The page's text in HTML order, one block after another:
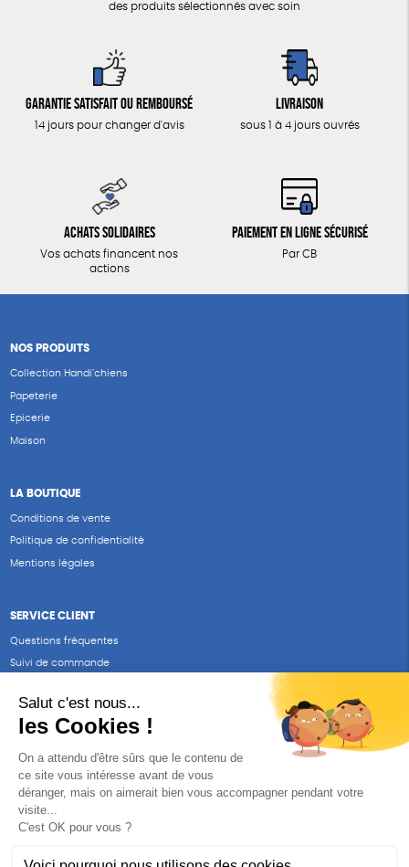
des produits sélectionnés avec soin
Garantie satisfait ou remboursé
14 jours pour changer d'avis
Livraison
sous 1 à 4 jours ouvrés
Achats solidaires
Vos achats financent nos
actions
Paiement en ligne sécurisé
Par CB
NOS PRODUITS
Collection Handi’chiens
Papeterie
Epicerie
Maison
LA BOUTIQUE
Conditions de vente
Politique de confidentialité
Mentions légales
SERVICE CLIENT
Questions fréquentes
Suivi de commande
Renvoyer des articles
SUIVEZ-NOUS